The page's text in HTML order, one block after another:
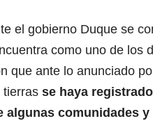
el gobierno Duque se
como uno de los
que ante lo anunciado
tierras se haya
algunas comunidades y